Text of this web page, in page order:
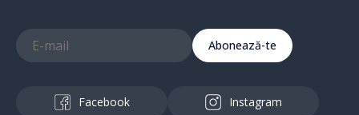
Abonează-te
Facebook Instagram